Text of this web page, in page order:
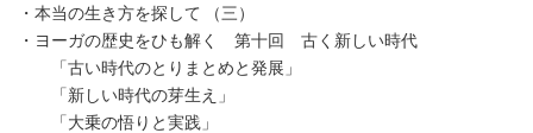
・本当の生き方を探して （三）
・ヨーガの歴史をひも解く 第十回 古く新しい時代
「古い時代のとりまとめと発展」
「新しい時代の芽生え」
「大乗の悟りと実践」